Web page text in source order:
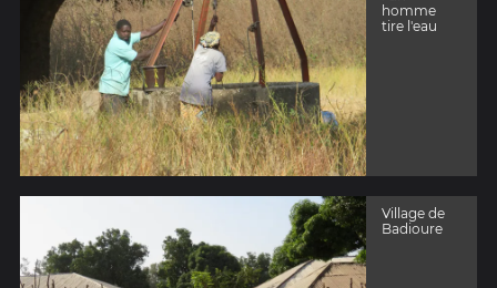
homme
tire l'eau
Village de
Badioure